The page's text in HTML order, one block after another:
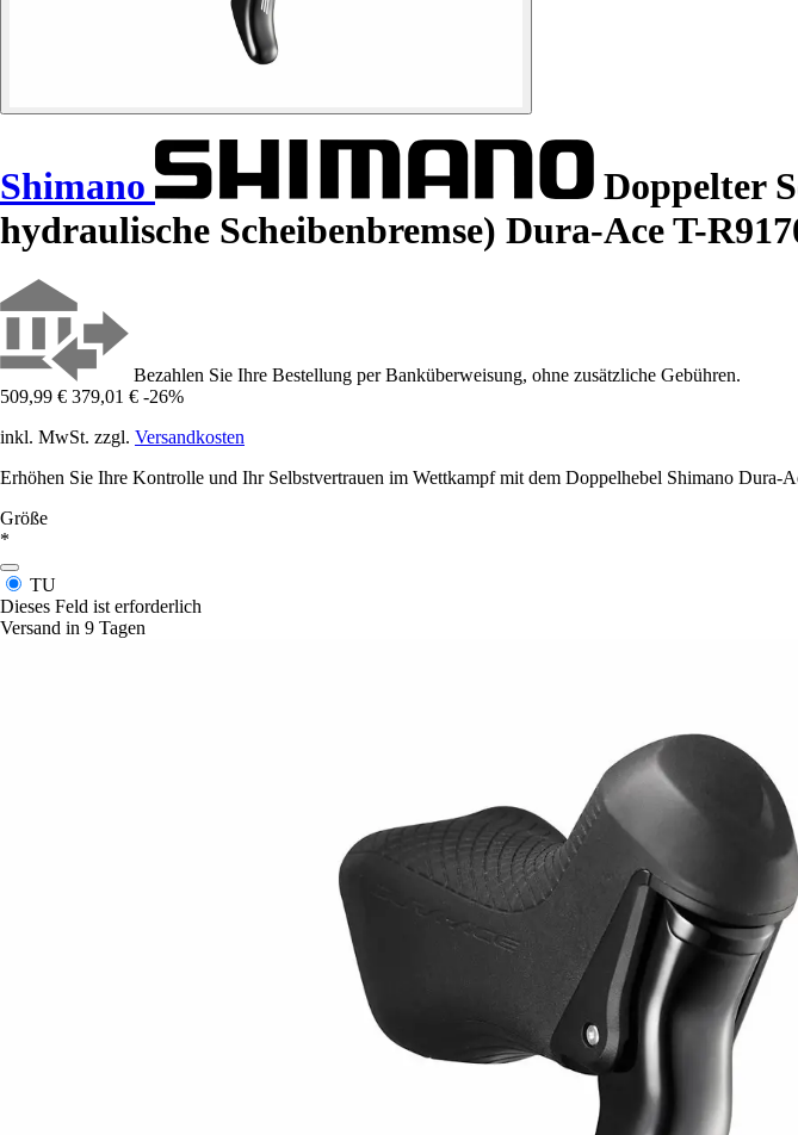
Shimano
Doppelter
hydraulische Scheibenbremse) Dura-Ace T-
Bezahlen Sie Ihre Bestellung per Banküberweisung, ohne zusätzliche Gebühren.
509,99 € 379,01 € -26%
inkl. MwSt. zzgl. Versandkosten
Erhöhen Sie Ihre Kontrolle und Ihr Selbstvertrauen im Wettkampf mit dem Doppelhebel Shimano Dura-
Größe
*
TU
Dieses Feld ist erforderlich
Versand in 9 Tagen